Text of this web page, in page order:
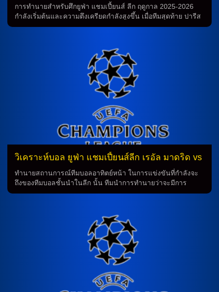
การทำนายสำหรับศึกยูฟ่า แชมเปี้ยนส์ ลีก ฤดูกาล 2025-2026
กำลังเริ่มต้นและความตึงเครียดกำลังสูงขึ้น เมื่อทีมสุดท้าย ปารีส
แซงต์ แชร์กแมง จะต้อนรับ “หงส์แดง” ลิเวอร์พูลจากพรีเมียร์ลีก
“หงส์แดง” ลิเวอร์พูลมีสถิติการพบกันกับ ปารีส แซงต์ แชร์กแมง 4
นัด โดยชนะ 2 และแพ้ 2 นัด โดยเกมล่าสุดในศึกแชมเปี้ยนส์ลีก
ฤดูกาล 2024-25 เปแอสเช ชนะ ลิเวอร์พูล 4-1 เข้าสู่รอบ 8 ทีม
การเตรียมความพร้อมของทีม ทีมลิเวอร์พูลนำโดย หลุยส์ เอ็นริเก้
กุนซือ ใหญ่ ที่มีผลงานดีในเกมลีกล่าสุดโดยเปิดรังชนะ ตูลูส […]
วิเคราะห์บอล ยูฟ่า แชมเปี้ยนส์ลีก เรอัล มาดริด vs
บาเยิร์น
ทำนายสถานการณ์ทีมบอลอาทิตย์หน้า ในการแข่งขันที่กำลังจะ
ถึงของทีมบอลชั้นนำในลีก นั้น ทีมนำการทำนายว่าจะมีการ
เปลี่ยนแปลงในการจัดวางทีมหลังจากการบาดเจ็บและการตัดสิน
สิทธิ์ใช้งาน ติโบต์ กูร์กตัวส์, แฟร์กล็องด์ เมนดี้ กับ โรดรีโก้ ที่บาด
เจ็บรวมไปถึง เฟเดริโก้ วัลเวร์เด้ ที่ติดโทษแบน ด้านการจัดทัพใน
ระบบ 4-4-2 แนวรับวาง อันโตนิโอ รูดิเกอร์ กับ ดีน เฮาจ์เซ่น คุม
แผงหลังแดนกลางเป็น ธิอาโก้ ปิทาร์ช กับ ออเรเลียง ชูอาเมนี่ ปั้น
เกมคู่กันคู่หน้าเป็น วินิซิอุส จูเนียร์ กับ คิเลียน เอ็มบัปเป้ ล่า
ตาข่ายคู่กัน แต่นายใหญ่ แว็งซ็อง ก็อมปานี จะนำทีมของเขามา
พบกับทีมแข่งที่จะมีวางแผน 4-2-3-1 โดยจะส่ง ดาโยต์ อูปาเมกา
โน่ กับ โยนาธาน ตาห์ คุมแผงหลังแดนกลางเป็น โยชัว คิมมิค